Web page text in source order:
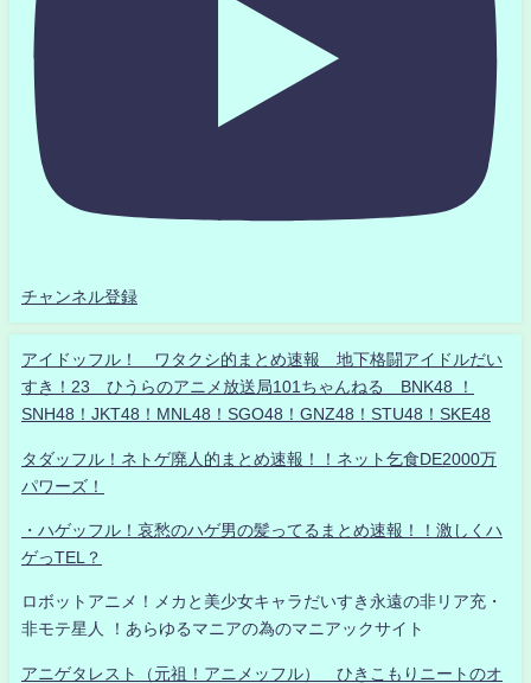
チャンネル登録
アイドッフル！ ワタクシ的まとめ速報 地下格闘アイドルだい
すき！23 ひうらのアニメ放送局101ちゃんねる BNK48 ！
SNH48！JKT48！MNL48！SGO48！GNZ48！STU48！SKE48
タダッフル！ネトゲ廃人的まとめ速報！！ネット乞食DE2000万
パワーズ！
・ハゲッフル！哀愁のハゲ男の髪ってるまとめ速報！！激しくハ
ゲっTEL？
ロボットアニメ！メカと美少女キャラだいすき永遠の非リア充・
非モテ星人 ！あらゆるマニアの為のマニアックサイト
アニゲタレスト（元祖！アニメッフル） ひきこもりニートのオ